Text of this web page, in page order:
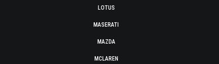
LOTUS
MASERATI
MAZDA
MCLAREN